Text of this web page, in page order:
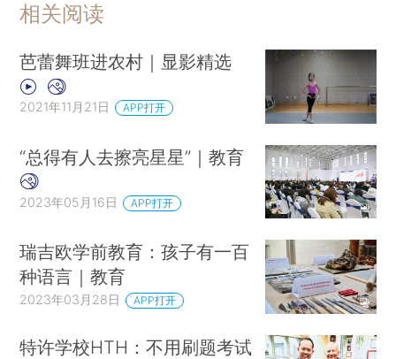
相关阅读
芭蕾舞班进农村｜显影精选
2021年11月21日 APP打开
“总得有人去擦亮星星”｜教育
2023年05月16日 APP打开
瑞吉欧学前教育：孩子有一百
种语言｜教育
2023年03月28日 APP打开
特许学校HTH：不用刷题考试